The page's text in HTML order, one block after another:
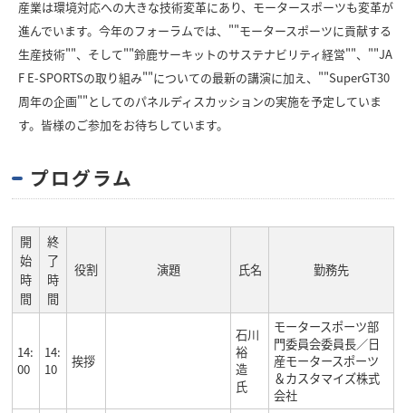
産業は環境対応への大きな技術変革にあり、モータースポーツも変革が
進んでいます。今年のフォーラムでは、""モータースポーツに貢献する
生産技術""、そして""鈴鹿サーキットのサステナビリティ経営""、""JA
F E-SPORTSの取り組み""についての最新の講演に加え、""SuperGT30
周年の企画""としてのパネルディスカッションの実施を予定していま
す。皆様のご参加をお待ちしています。
プログラム
開
始
時
間
終
了
時
間
役割 演題 氏名 勤務先
14:
00
14:
10
挨拶
石川
裕
造
氏
モータースポーツ部
門委員会委員長／日
産モータースポーツ
＆カスタマイズ株式
会社